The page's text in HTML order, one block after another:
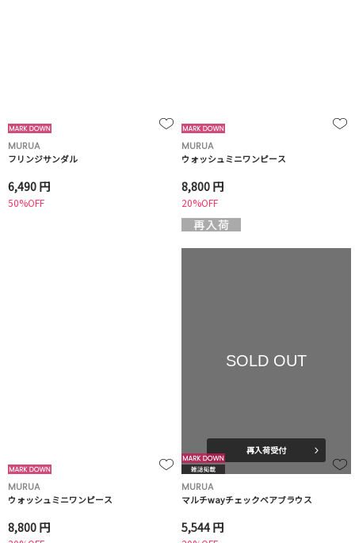
MURUA
フリンジサンダル
6,490 円
50%OFF
MURUA
ウォッシュミニワンピース
8,800 円
20%OFF
MURUA
ウォッシュミニワンピース
8,800 円
SOLD OUT
再入荷受付
MURUA
マルチwayチェックベアブラウス
5,544 円